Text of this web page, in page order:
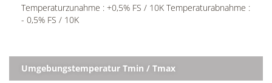
Temperaturzunahme : +0,5% FS / 10K Temperaturabnahme :
- 0,5% FS / 10K
Umgebungstemperatur Tmin / Tmax